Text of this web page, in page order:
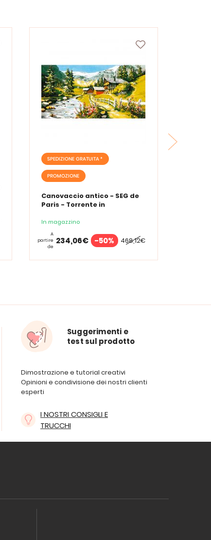
SPEDIZIONE GRATUITA *
PROMOZIONE
Canovaccio antico - SEG de
Paris - Torrente in
MOULINE DMC
In magazzino
468,12€
A
partire
de
234,06€ -50%
Suggerimenti e
test sul prodotto
Dimostrazione e tutorial creativi
Opinioni e condivisione dei nostri clienti
esperti
I NOSTRI CONSIGLI E
TRUCCHI